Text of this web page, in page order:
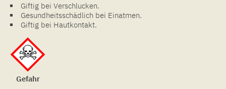
Giftig bei Verschlucken.
Gesundheitsschädlich bei Einatmen.
Giftig bei Hautkontakt.
Gefahr